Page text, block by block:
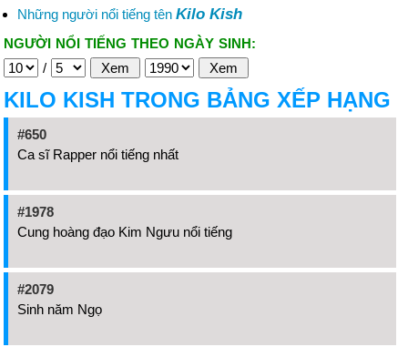
Những người nổi tiếng tên Kilo Kish
NGƯỜI NỔI TIẾNG THEO NGÀY SINH:
/
KILO KISH TRONG BẢNG XẾP HẠNG
#650
Ca sĩ Rapper nổi tiếng nhất
#1978
Cung hoàng đạo Kim Ngưu nổi tiếng
#2079
Sinh năm Ngọ